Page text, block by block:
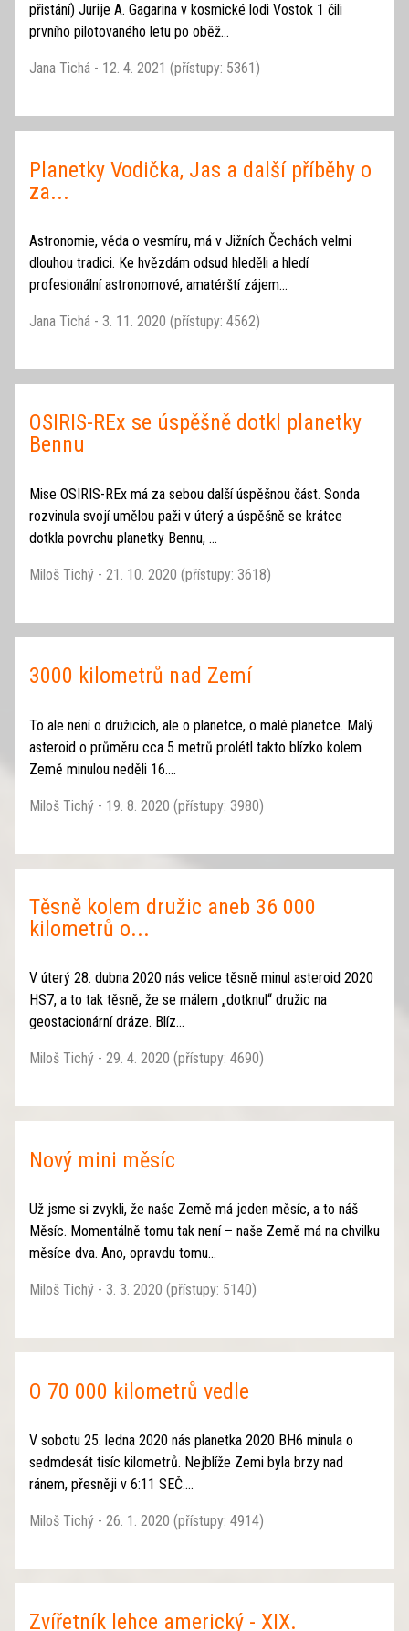
přistání) Jurije A. Gagarina v kosmické lodi Vostok 1 čili
prvního pilotovaného letu po oběž...
Jana Tichá - 12. 4. 2021 (přístupy: 5361)
Planetky Vodička, Jas a další příběhy o
za...
Astronomie, věda o vesmíru, má v Jižních Čechách velmi
dlouhou tradici. Ke hvězdám odsud hleděli a hledí
profesionální astronomové, amatérští zájem...
Jana Tichá - 3. 11. 2020 (přístupy: 4562)
OSIRIS-REx se úspěšně dotkl planetky
Bennu
Mise OSIRIS-REx má za sebou další úspěšnou část. Sonda
rozvinula svojí umělou paži v úterý a úspěšně se krátce
dotkla povrchu planetky Bennu, ...
Miloš Tichý - 21. 10. 2020 (přístupy: 3618)
3000 kilometrů nad Zemí
To ale není o družicích, ale o planetce, o malé planetce. Malý
asteroid o průměru cca 5 metrů prolétl takto blízko kolem
Země minulou neděli 16....
Miloš Tichý - 19. 8. 2020 (přístupy: 3980)
Těsně kolem družic aneb 36 000
kilometrů o...
V úterý 28. dubna 2020 nás velice těsně minul asteroid 2020
HS7, a to tak těsně, že se málem „dotknul“ družic na
geostacionární dráze. Blíz...
Miloš Tichý - 29. 4. 2020 (přístupy: 4690)
Nový mini měsíc
Už jsme si zvykli, že naše Země má jeden měsíc, a to náš
Měsíc. Momentálně tomu tak není – naše Země má na chvilku
měsíce dva. Ano, opravdu tomu...
Miloš Tichý - 3. 3. 2020 (přístupy: 5140)
O 70 000 kilometrů vedle
V sobotu 25. ledna 2020 nás planetka 2020 BH6 minula o
sedmdesát tisíc kilometrů. Nejblíže Zemi byla brzy nad
ránem, přesněji v 6:11 SEČ....
Miloš Tichý - 26. 1. 2020 (přístupy: 4914)
Zvířetník lehce americký - XIX.